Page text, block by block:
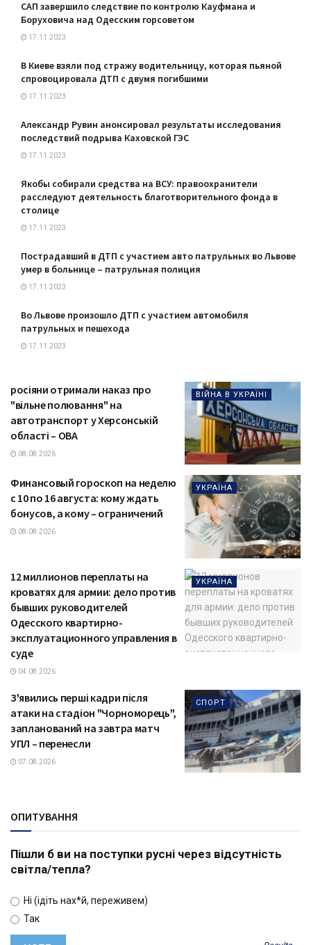
САП завершило следствие по контролю Кауфмана и
Боруховича над Одесским горсоветом
17.11.2023
В Киеве взяли под стражу водительницу, которая пьяной
спровоцировала ДТП с двумя погибшими
17.11.2023
Александр Рувин анонсировал результаты исследования
последствий подрыва Каховской ГЭС
17.11.2023
Якобы собирали средства на ВСУ: правоохранители
расследуют деятельность благотворительного фонда в
столице
17.11.2023
Пострадавший в ДТП с участием авто патрульных во Львове
умер в больнице – патрульная полиция
17.11.2023
Во Львове произошло ДТП с участием автомобиля
патрульных и пешехода
17.11.2023
ВІЙНА В УКРАЇНІ
росіяни отримали наказ про
"вільне полювання" на
автотранспорт у Херсонській
області – ОВА
08.08.2026
УКРАЇНА
Финансовый гороскоп на неделю
с 10 по 16 августа: кому ждать
бонусов, а кому – ограничений
08.08.2026
УКРАЇНА
12 миллионов переплаты на
кроватях для армии: дело против
бывших руководителей
Одесского квартирно-
эксплуатационного управления в
суде
04.08.2026
СПОРТ
З'явились перші кадри після
атаки на стадіон "Чорноморець",
запланований на завтра матч
УПЛ – перенесли
07.08.2026
ОПИТУВАННЯ
Пішли б ви на поступки русні через відсутність
світла/тепла?
Ні (ідіть нах*й, переживем)
Так